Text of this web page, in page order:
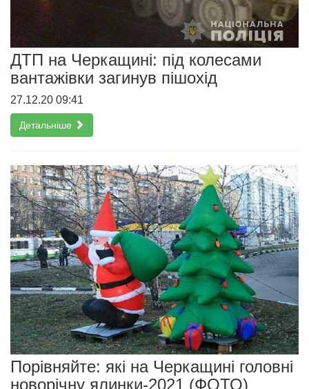
ДТП на Черкащині: під колесами
вантажівки загинув пішохід
27.12.20 09:41
Детальніше
Порівняйте: які на Черкащині головні
новорічну ялинки-2021 (ФОТО)